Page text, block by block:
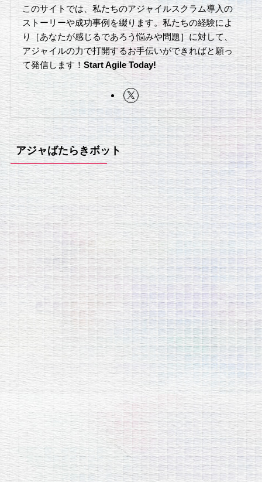
このサイトでは、私たちのアジャイルスクラム導入の
ストーリーや成功事例を綴ります。私たちの経験によ
り［あなたが感じるであろう悩みや問題］に対して、
アジャイルの力で打開するお手伝いができればと願っ
て発信します！Start Agile Today!
アジャばたらきボット